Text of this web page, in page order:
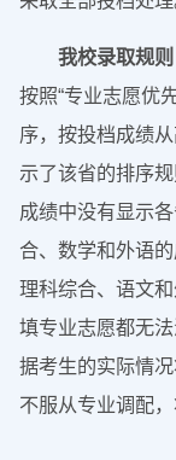
我校录取规则
按照“专业志愿优
序，按投档成绩
示了该省的排序
成绩中没有显示
合、数学和外语
理科综合、语文
填专业志愿都无
据考生的实际情
不服从专业调配，